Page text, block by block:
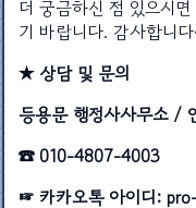
더 궁금하신 점 있으시면
기 바랍니다. 감사합니
★ 상담 및 문의
등용문 행정사사무소 /
☎ 010-4807-4003
☞ 카카오톡 아이디: